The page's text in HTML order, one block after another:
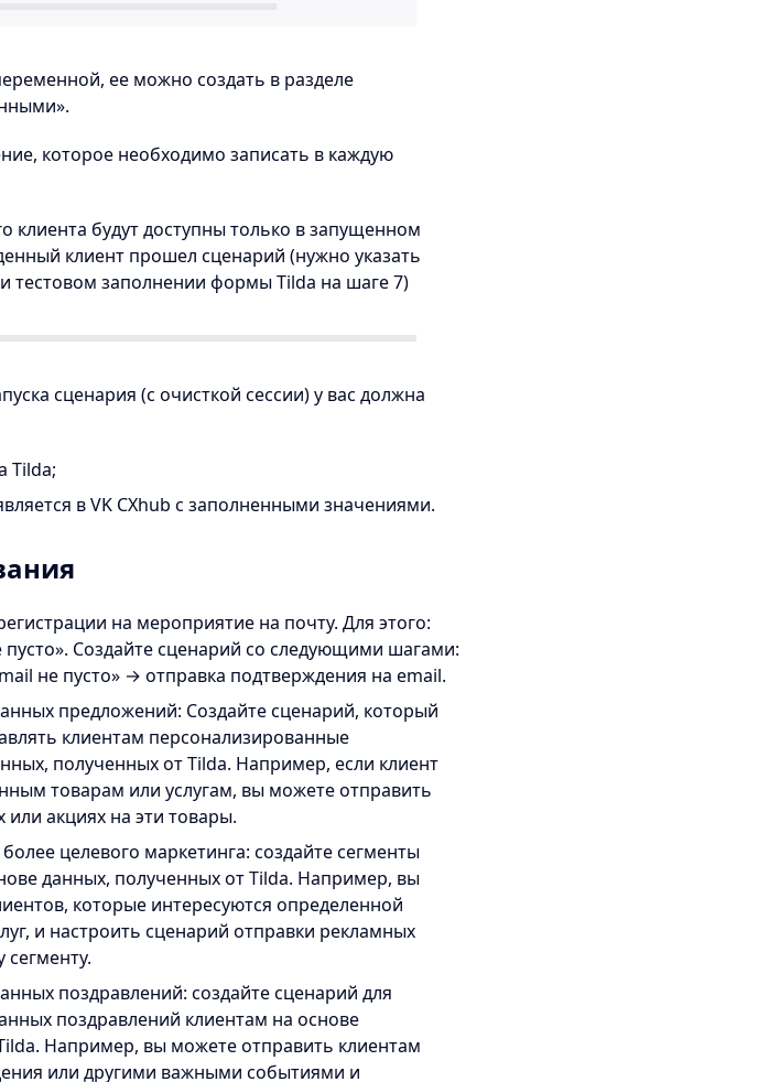
ее можно создать в разделе
которое необходимо записать в каждую
клиента будут доступны только в запущенном
клиент прошел сценарий (нужно указать
тестовом заполнении формы Tilda на шаге 7)
сценария (с очисткой сессии) у вас должна
Tilda;
в VK CXhub с заполненными значениями.
на мероприятие на почту. Для этого:
пусто». Создайте сценарий со следующими шагами:
не пусто» → отправка подтверждения на email.
предложений: Создайте сценарий, который
клиентам персонализированные
полученных от Tilda. Например, если клиент
товарам или услугам, вы можете отправить
акциях на эти товары.
целевого маркетинга: создайте сегменты
данных, полученных от Tilda. Например, вы
которые интересуются определенной
и настроить сценарий отправки рекламных
поздравлений: создайте сценарий для
поздравлений клиентам на основе
Например, вы можете отправить клиентам
или другими важными событиями и